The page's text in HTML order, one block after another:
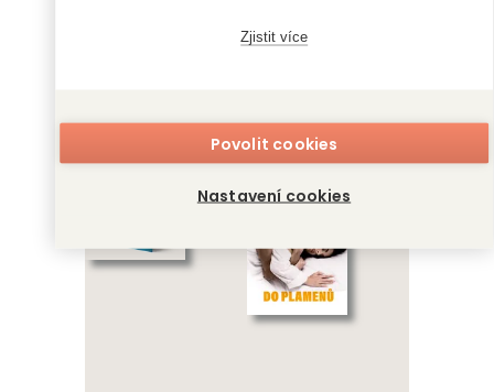
Zjistit více
Povolit cookies
Nastavení cookies
Paulina Świst